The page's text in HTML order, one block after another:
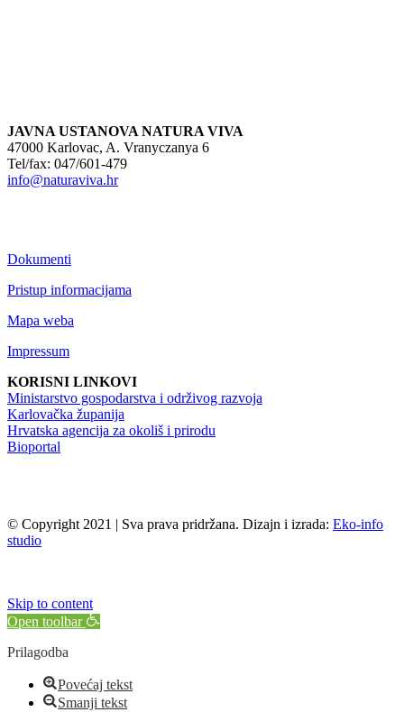
JAVNA USTANOVA NATURA VIVA
47000 Karlovac, A. Vranyczanya 6
Tel/fax: 047/601-479
info@naturaviva.hr
Dokumenti
Pristup informacijama
Mapa weba
Impressum
KORISNI LINKOVI
Ministarstvo gospodarstva i održivog razvoja
Karlovačka županija
Hrvatska agencija za okoliš i prirodu
Bioportal
© Copyright 2021 | Sva prava pridržana. Dizajn i izrada: Eko-info
studio
Skip to content
Open toolbar
Prilagodba
Povećaj tekst
Smanji tekst